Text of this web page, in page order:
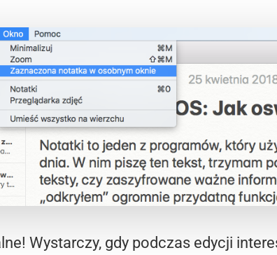
Wystarczy, gdy podczas edycji